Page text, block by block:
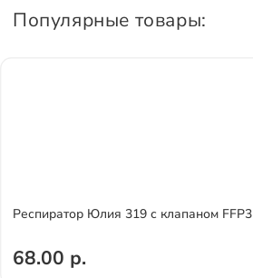
Популярные товары:
Респиратор Юлия 319 с клапаном FFP3
68.00 р.